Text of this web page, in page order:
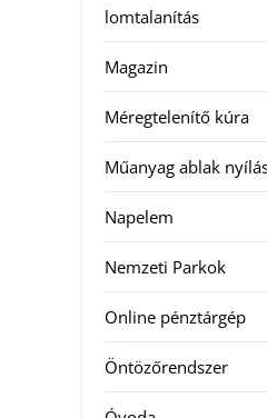
lomtalanítás
Magazin
Méregtelenítő kúra
Műanyag ablak
Napelem
Nemzeti Parkok
Online pénztárgép
Öntözőrendszer